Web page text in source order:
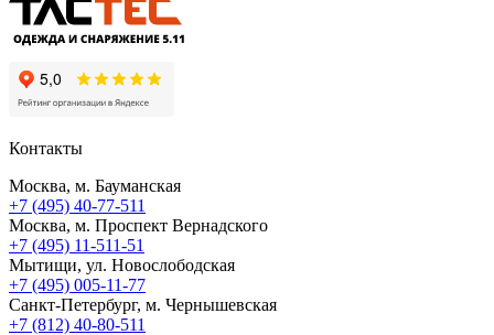
Контакты
Москва, м. Бауманская
+7 (495) 40-77-511
Москва, м. Проспект Вернадского
+7 (495) 11-511-51
Мытищи, ул. Новослободская
+7 (495) 005-11-77
Санкт-Петербург, м. Чернышевская
+7 (812) 40-80-511